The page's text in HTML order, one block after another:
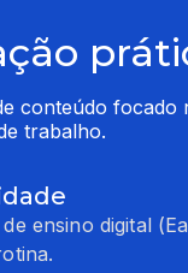
conteúdo focado
trabalho.
ensino digital